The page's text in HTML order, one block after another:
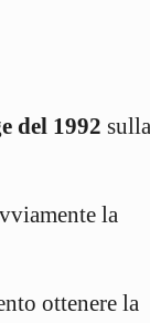
del 1992 sulla
la
ottenere la